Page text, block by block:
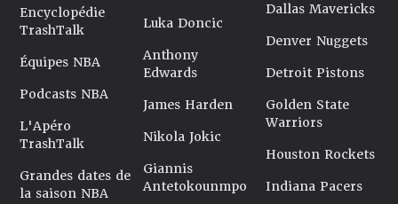
Encyclopédie
TrashTalk
Équipes NBA
Podcasts NBA
L'Apéro
TrashTalk
Grandes dates de
la saison NBA
Luka Doncic
Anthony
Edwards
James Harden
Nikola Jokic
Giannis
Antetokounmpo
Dallas Mavericks
Denver Nuggets
Detroit Pistons
Golden State
Warriors
Houston Rockets
Indiana Pacers